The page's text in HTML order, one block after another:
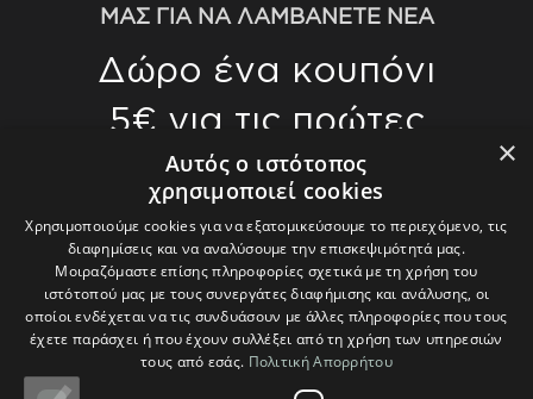
ΜΑΣ ΓΙΑ ΝΑ ΛΑΜΒΑΝΕΤΕ ΝΕΑ
Δώρο ένα κουπόνι
5€ για τις πρώτες
αγορές σας άνω
των 70€
Γίνετε οι πρώτοι που θα μάθετε για τις
τελευταίες μας τάσεις και θα λάβετε
αποκλειστικές προσφορές.
×
Αυτός ο ιστότοπος
χρησιμοποιεί cookies
Χρησιμοποιούμε cookies για να εξατομικεύσουμε το περιεχόμενο, τις
διαφημίσεις και να αναλύσουμε την επισκεψιμότητά μας.
Μοιραζόμαστε επίσης πληροφορίες σχετικά με τη χρήση του
ιστότοπού μας με τους συνεργάτες διαφήμισης και ανάλυσης, οι
οποίοι ενδέχεται να τις συνδυάσουν με άλλες πληροφορίες που τους
έχετε παράσχει ή που έχουν συλλέξει από τη χρήση των υπηρεσιών
τους από εσάς. Πολιτική Απορρήτου